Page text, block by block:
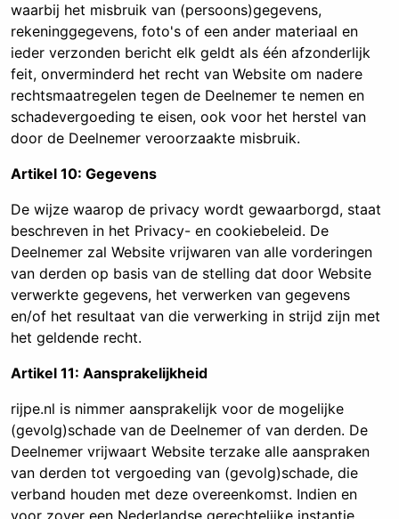
waarbij het misbruik van (persoons)gegevens,
rekeninggegevens, foto's of een ander materiaal en
ieder verzonden bericht elk geldt als één afzonderlijk
feit, onverminderd het recht van Website om nadere
rechtsmaatregelen tegen de Deelnemer te nemen en
schadevergoeding te eisen, ook voor het herstel van
door de Deelnemer veroorzaakte misbruik.
Artikel 10: Gegevens
De wijze waarop de privacy wordt gewaarborgd, staat
beschreven in het Privacy- en cookiebeleid. De
Deelnemer zal Website vrijwaren van alle vorderingen
van derden op basis van de stelling dat door Website
verwerkte gegevens, het verwerken van gegevens
en/of het resultaat van die verwerking in strijd zijn met
het geldende recht.
Artikel 11: Aansprakelijkheid
rijpe.nl is nimmer aansprakelijk voor de mogelijke
(gevolg)schade van de Deelnemer of van derden. De
Deelnemer vrijwaart Website terzake alle aanspraken
van derden tot vergoeding van (gevolg)schade, die
verband houden met deze overeenkomst. Indien en
voor zover een Nederlandse gerechtelijke instantie